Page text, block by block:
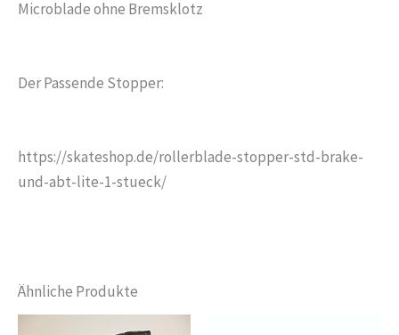
Microblade ohne Bremsklotz
Der Passende Stopper:
https://skateshop.de/rollerblade-stopper-std-brake-
und-abt-lite-1-stueck/
Ähnliche Produkte